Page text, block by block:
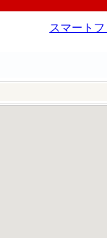
スマート